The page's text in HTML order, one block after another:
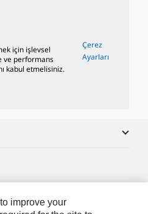
için işlevsel
ve performans
kabul etmelisiniz.
Çerez
Ayarları
Iletişim
improve your